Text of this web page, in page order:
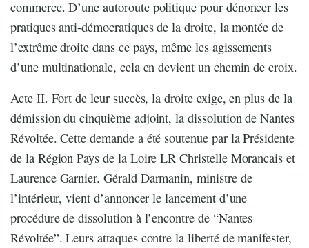
commerce. D’une autoroute politique pour dénoncer les
pratiques anti-démocratiques de la droite, la montée de
l’extrême droite dans ce pays, même les agissements
d’une multinationale, cela en devient un chemin de croix.
Acte II. Fort de leur succès, la droite exige, en plus de la
démission du cinquième adjoint, la dissolution de Nantes
Révoltée. Cette demande a été soutenue par la Présidente
de la Région Pays de la Loire LR Christelle Morancais et
Laurence Garnier. Gérald Darmanin, ministre de
l’intérieur, vient d’annoncer le lancement d’une
procédure de dissolution à l’encontre de “Nantes
Révoltée”. Leurs attaques contre la liberté de manifester,